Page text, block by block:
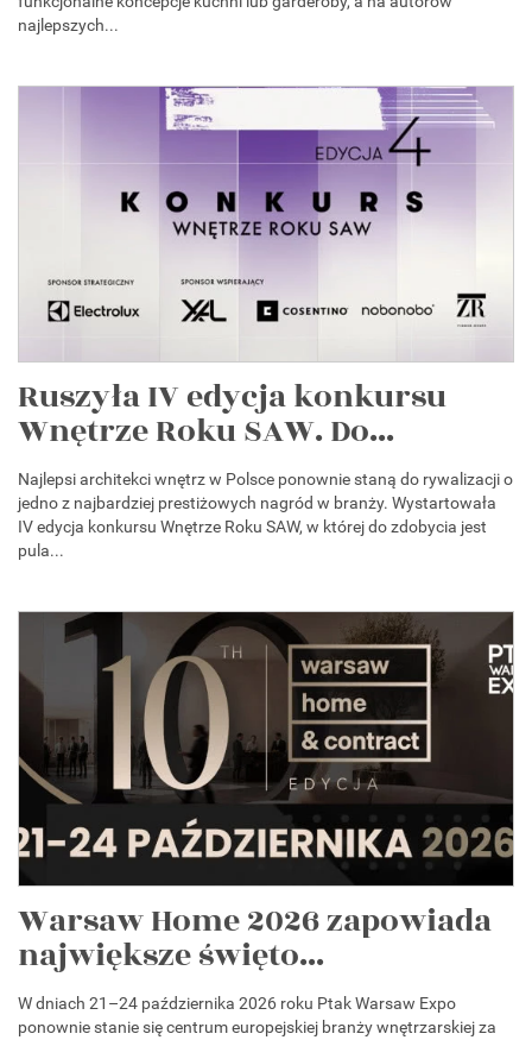
najlepszych...
Ruszyła IV edycja konkursu
Wnętrze Roku SAW. Do...
Najlepsi architekci wnętrz w Polsce ponownie staną do rywalizacji o
jedno z najbardziej prestiżowych nagród w branży. Wystartowała
IV edycja konkursu Wnętrze Roku SAW, w której do zdobycia jest
pula...
Warsaw Home 2026 zapowiada
największe święto...
W dniach 21–24 października 2026 roku Ptak Warsaw Expo
ponownie stanie się centrum europejskiej branży wnętrzarskiej za